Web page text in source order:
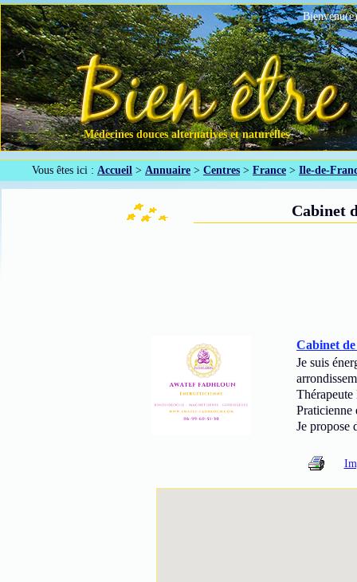
Médecines douces alternatives et naturelles
Vous êtes ici : Accueil > Annuaire > Centres > France > Ile-de-
Cabinet
Cabinet
Je suis
Thérapeute
Praticienne
Je propose